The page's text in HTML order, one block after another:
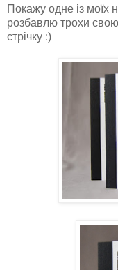
Покажу одне із моїх
розбавлю трохи свою
стрічку :)